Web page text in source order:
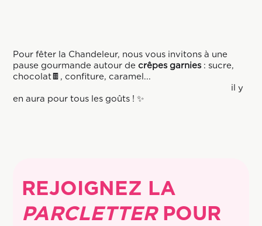
Pour fêter la Chandeleur, nous vous invitons à une
pause gourmande autour decrêpes garnies: sucre,
chocolat🍫, confiture, caramel...
il y
en aura pour tous les goûts ! ✨
REJOIGNEZ LA
PARCLETTERPOUR